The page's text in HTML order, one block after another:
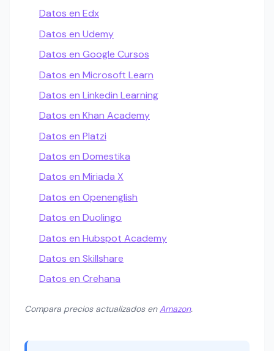
Datos en Edx
Datos en Udemy
Datos en Google Cursos
Datos en Microsoft Learn
Datos en Linkedin Learning
Datos en Khan Academy
Datos en Platzi
Datos en Domestika
Datos en Miriada X
Datos en Openenglish
Datos en Duolingo
Datos en Hubspot Academy
Datos en Skillshare
Datos en Crehana
Compara precios actualizados enAmazon.